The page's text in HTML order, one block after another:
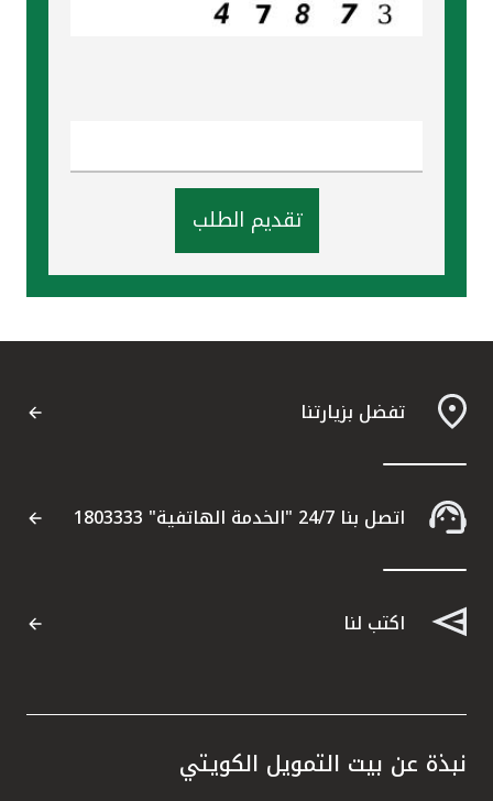
تقديم الطلب
تفضل بزيارتنا
اتصل بنا 24/7 "الخدمة الهاتفية" 1803333
اكتب لنا
نبذة عن بيت التمويل الكويتي